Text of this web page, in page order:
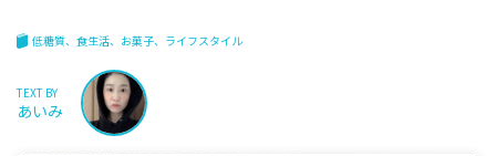
低糖質 食生活 お菓子 ライフスタイル
TEXT BY
あいみ